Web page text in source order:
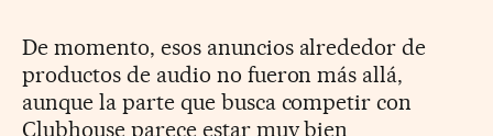
De momento, esos anuncios alrededor de
productos de audio no fueron más allá,
aunque la parte que busca competir con
Clubhouse parece estar muy bien